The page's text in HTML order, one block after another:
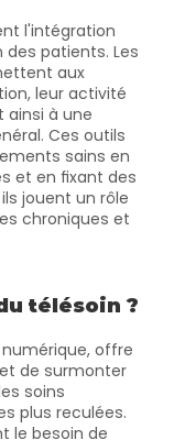
l'intégration
patients. Les
aux
leur activité
ainsi à une
Ces outils
sains en
et en fixant des
jouent un rôle
chroniques et
télésoin ?
offre
de surmonter
soins
plus reculées.
le besoin de